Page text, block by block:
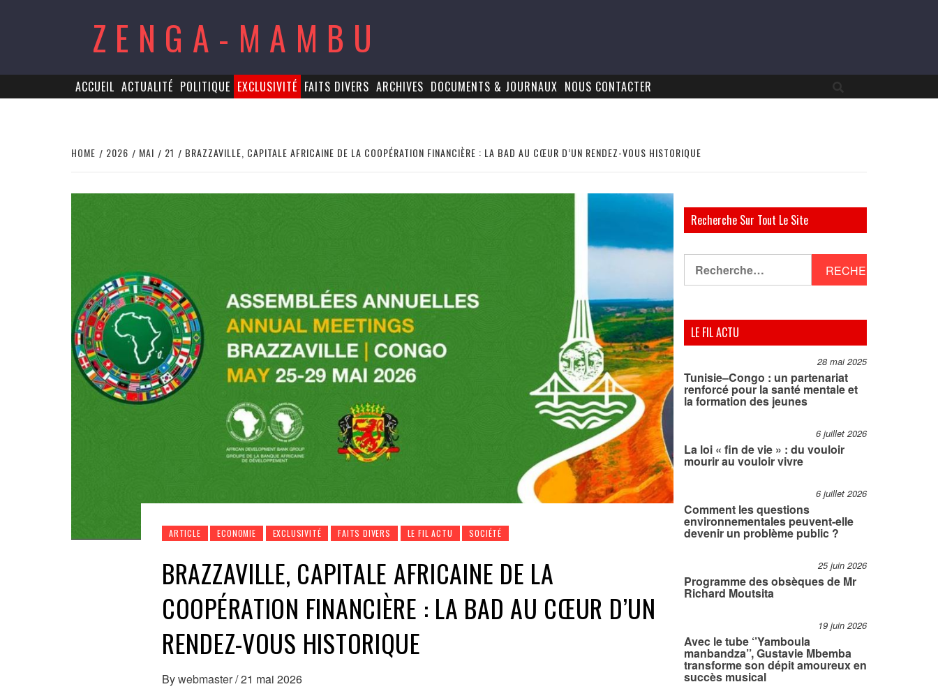
ZENGA-MAMBU
ACCUEIL ACTUALITÉ POLITIQUE EXCLUSIVITÉ FAITS DIVERS ARCHIVES DOCUMENTS & JOURNAUX NOUS CONTACTER
HOME 2026 MAI 21 BRAZZAVILLE, CAPITALE AFRICAINE DE LA COOPÉRATION FINANCIÈRE : LA BAD AU CŒUR D’UN RENDEZ-VOUS HISTORIQUE
ARTICLE ECONOMIE EXCLUSIVITÉ FAITS DIVERS LE FIL ACTU SOCIÉTÉ
BRAZZAVILLE, CAPITALE AFRICAINE DE LA
COOPÉRATION FINANCIÈRE : LA BAD AU CŒUR D’UN
RENDEZ-VOUS HISTORIQUE
Bywebmaster/21 mai 2026
Recherche Sur Tout Le Site
LE FIL ACTU
28 mai 2025
Tunisie–Congo : un partenariat
renforcé pour la santé mentale et
la formation des jeunes
6 juillet 2026
La loi « fin de vie » : du vouloir
mourir au vouloir vivre
6 juillet 2026
Comment les questions
environnementales peuvent-elle
devenir un problème public ?
25 juin 2026
Programme des obsèques de Mr
Richard Moutsita
19 juin 2026
Avec le tube ‘’Yamboula
manbandza’’, Gustavie Mbemba
transforme son dépit amoureux en
succès musical